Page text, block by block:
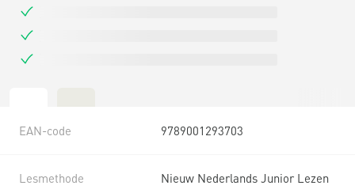
EAN-code 9789001293703
Lesmethode Nieuw Nederlands Junior Lezen